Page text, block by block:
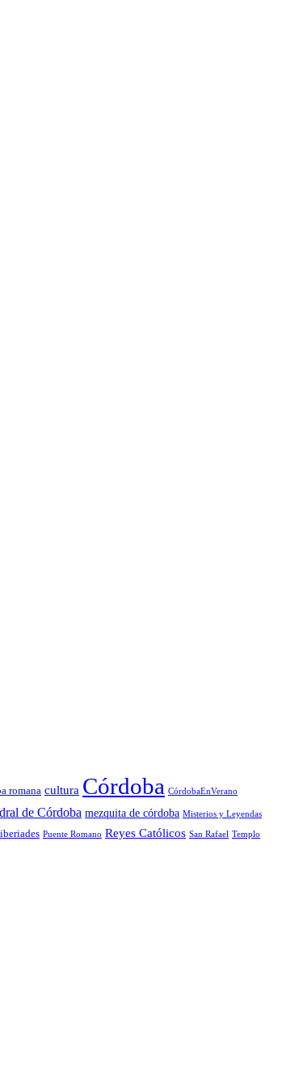
romana cultura Córdoba CórdobaEnVerano
de Córdoba mezquita de córdoba Misterios y Leyendas
Puente Romano Reyes Católicos San Rafael Templo